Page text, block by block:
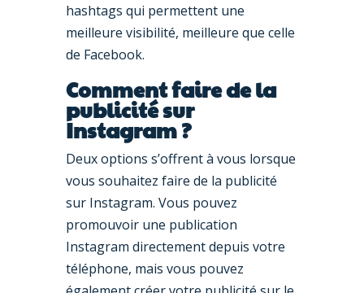
hashtags qui permettent une
meilleure visibilité, meilleure que celle
de Facebook.
Comment faire de la
publicité sur
Instagram ?
Deux options s’offrent à vous lorsque
vous souhaitez faire de la publicité
sur Instagram. Vous pouvez
promouvoir une publication
Instagram directement depuis votre
téléphone, mais vous pouvez